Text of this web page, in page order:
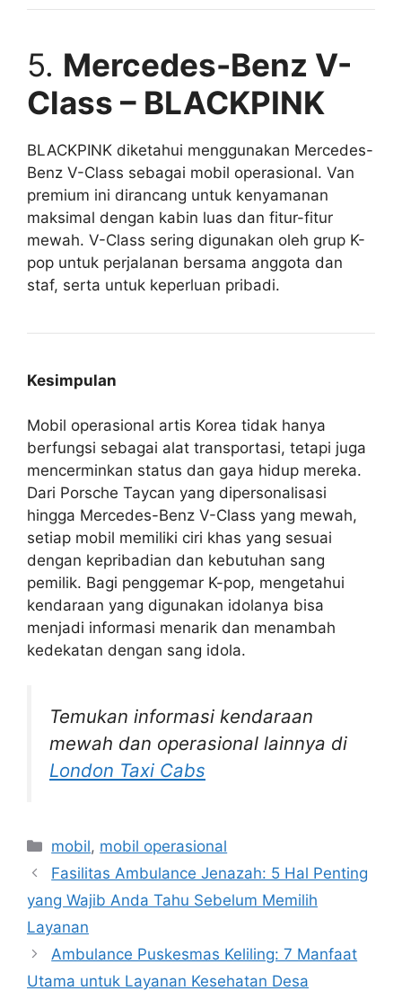
5. Mercedes-Benz V-
Class – BLACKPINK
BLACKPINK diketahui menggunakan Mercedes-
Benz V-Class sebagai mobil operasional. Van
premium ini dirancang untuk kenyamanan
maksimal dengan kabin luas dan fitur-fitur
mewah. V-Class sering digunakan oleh grup K-
pop untuk perjalanan bersama anggota dan
staf, serta untuk keperluan pribadi.
Kesimpulan
Mobil operasional artis Korea tidak hanya
berfungsi sebagai alat transportasi, tetapi juga
mencerminkan status dan gaya hidup mereka.
Dari Porsche Taycan yang dipersonalisasi
hingga Mercedes-Benz V-Class yang mewah,
setiap mobil memiliki ciri khas yang sesuai
dengan kepribadian dan kebutuhan sang
pemilik. Bagi penggemar K-pop, mengetahui
kendaraan yang digunakan idolanya bisa
menjadi informasi menarik dan menambah
kedekatan dengan sang idola.
Temukan informasi kendaraan
mewah dan operasional lainnya di
London Taxi Cabs
Kategori
mobil, mobil operasional
Fasilitas Ambulance Jenazah: 5 Hal Penting
yang Wajib Anda Tahu Sebelum Memilih
Layanan
Ambulance Puskesmas Keliling: 7 Manfaat
Utama untuk Layanan Kesehatan Desa